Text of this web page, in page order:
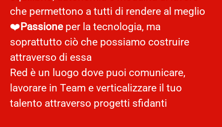
che permettono a tutti di rendere al meglio
❤️Passioneper la tecnologia, ma
soprattutto ciò che possiamo costruire
attraverso di essa
Red è un luogo dove puoi comunicare,
lavorare in Team e verticalizzare il tuo
talento attraverso progetti sfidanti